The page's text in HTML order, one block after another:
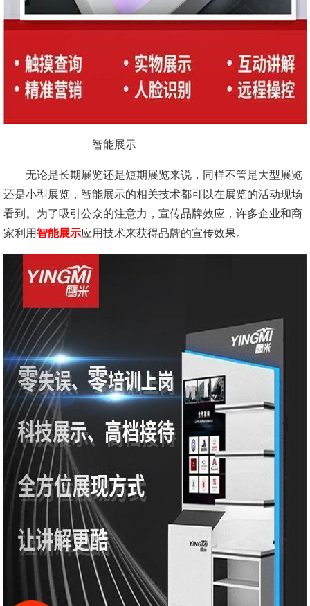
智能展示
无论是长期展览还是短期展览来说，同样不管是大型展览
还是小型展览，智能展示的相关技术都可以在展览的活动现场
看到。为了吸引公众的注意力，宣传品牌效应，许多企业和商
家利用智能展示应用技术来获得品牌的宣传效果。